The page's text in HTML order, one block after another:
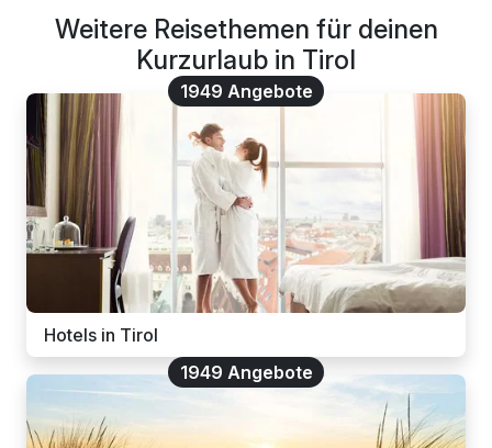
Weitere Reisethemen für deinen
Kurzurlaub in Tirol
1949 Angebote
Hotels in Tirol
1949 Angebote